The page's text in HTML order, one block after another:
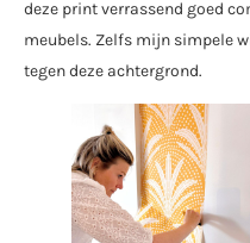
deze print verrassend goed
meubels. Zelfs mijn simpele
tegen deze achtergrond.